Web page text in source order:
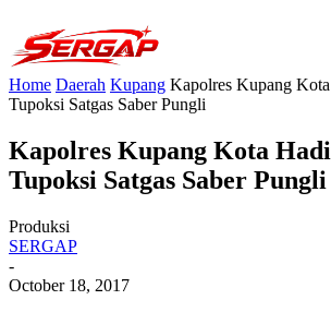
Home Daerah Kupang Kapolres Kupang
Tupoksi Satgas Saber Pungli
Kapolres Kupang Kota
Tupoksi Satgas Saber Pungli
Produksi
SERGAP
-
October 18, 2017